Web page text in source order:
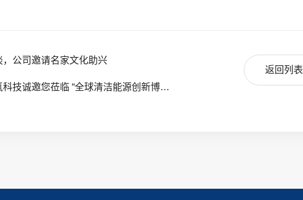
，公司邀请名家文化助兴
下一篇：邀请函丨汉氢科技诚邀您莅临 “全球清洁能源创新博览会”
返回列表